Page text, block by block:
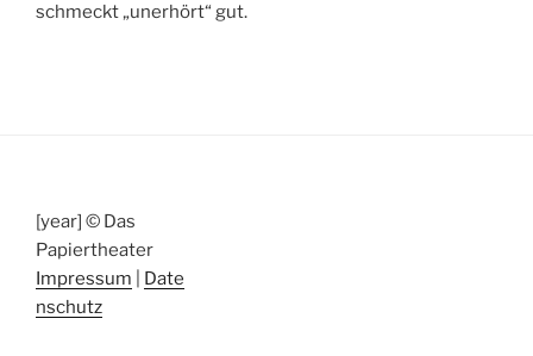
schmeckt „unerhört“ gut.
[year] © Das
Papiertheater
Impressum
Date
nschutz